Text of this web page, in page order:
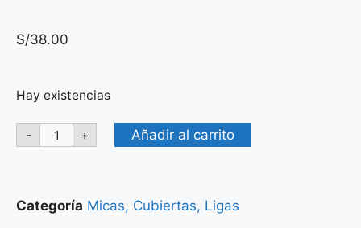
S/38.00
Hay existencias
- + Añadir al carrito
Categoría Micas, Cubiertas, Ligas